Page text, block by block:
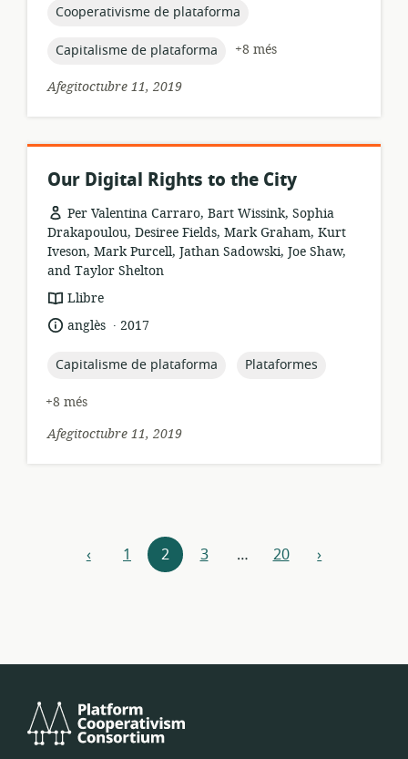
publicació:
topic:
Cooperativisme de plataforma
topic:
Capitalisme de plataforma
+8 més
Afegitoctubre 11, 2019
Our Digital Rights to the City
Per Valentina Carraro, Bart Wissink, Sophia
Drakapoulou, Desiree Fields, Mark Graham, Kurt
Iveson, Mark Purcell, Jathan Sadowski, Joe Shaw,
and Taylor Shelton
format
recursos:
Llibre
idioma:
anglès .
data
publicació:
2017
topic:
Capitalisme de plataforma topic:
Plataformes
+8 més
Afegitoctubre 11, 2019
Explora
‹anterior
1 2 3 … 20 següent
›
Consorci